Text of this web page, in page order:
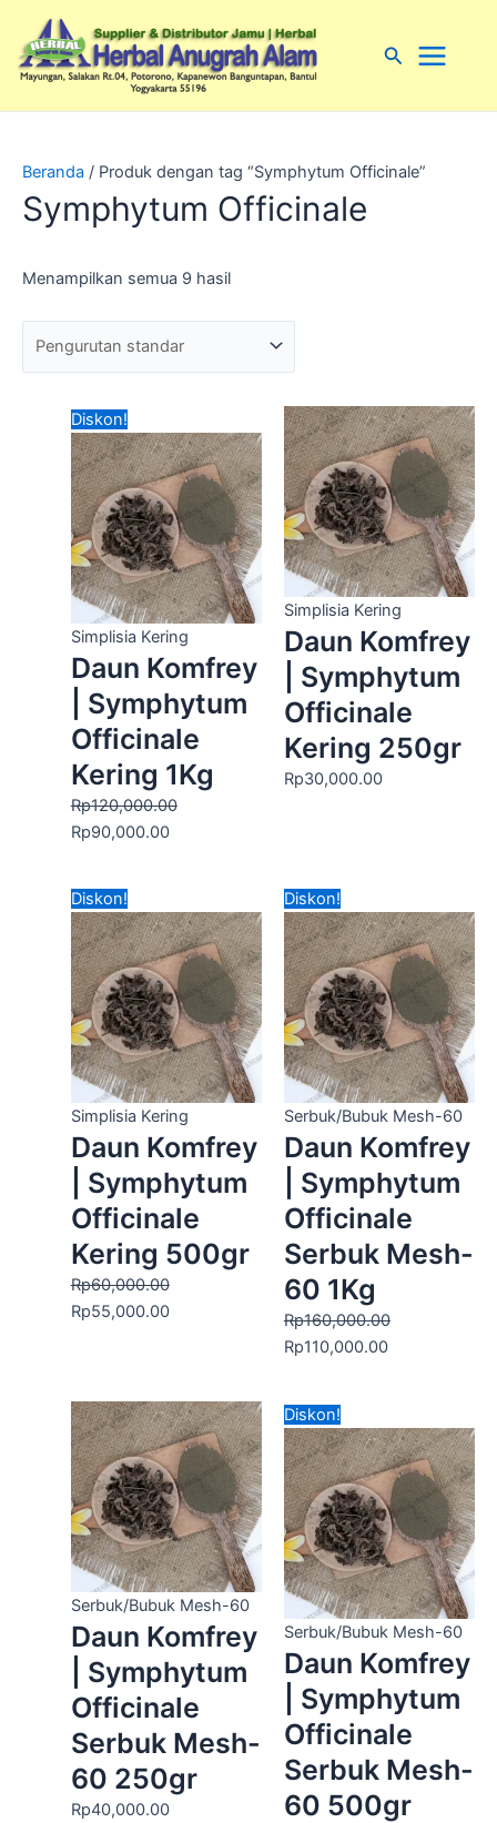
konten
CariMenu
Beranda / Produk dengan tag “Symphytum Officinale”
Symphytum Officinale
Menampilkan semua 9 hasil
Diskon!
Simplisia Kering
Daun Komfrey
| Symphytum
Officinale
Kering 1Kg
Rp120,000.00
Harga
aslinya
adalah:
Rp120,000.00.
Rp90,000.00
saat
ini
adalah:
Rp90,000.00.
Simplisia Kering
Daun Komfrey
| Symphytum
Officinale
Kering 250gr
Rp30,000.00
Diskon!
Simplisia Kering
Daun Komfrey
| Symphytum
Officinale
Kering 500gr
Rp60,000.00
Harga
aslinya
adalah:
Rp60,000.00.
Rp55,000.00
saat
ini
adalah:
Rp55,000.00.
Diskon!
Serbuk/Bubuk Mesh-60
Daun Komfrey
| Symphytum
Officinale
Serbuk Mesh-
60 1Kg
Rp160,000.00
Harga
aslinya
adalah:
Rp160,000.00.
Rp110,000.00
saat
ini
adalah:
Rp110,000.00.
Serbuk/Bubuk Mesh-60
Daun Komfrey
| Symphytum
Officinale
Serbuk Mesh-
60 250gr
Rp40,000.00
Diskon!
Serbuk/Bubuk Mesh-60
Daun Komfrey
| Symphytum
Officinale
Serbuk Mesh-
60 500gr
Harga
aslinya
adalah:
Rp80,000.00.
saat
ini
adalah:
Rp65,000.00.